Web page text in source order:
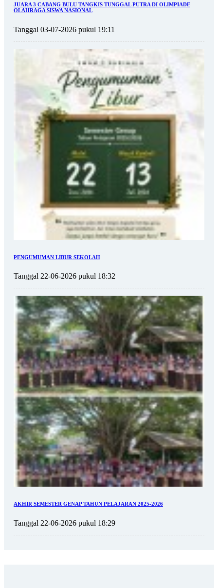
JUARA 3 CABANG BULU TANGKIS TUNGGAL PUTRA DI OLIMPIADE
OLAHRAGA SISWA NASIONAL
Tanggal 03-07-2026 pukul 19:11
PENGUMUMAN LIBUR SEKOLAH
Tanggal 22-06-2026 pukul 18:32
AKHIR SEMESTER GENAP TAHUN PELAJARAN 2025-2026
Tanggal 22-06-2026 pukul 18:29